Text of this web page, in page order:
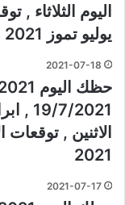
يوليو تموز 2021
2021-07-18
2021
2021-07-17